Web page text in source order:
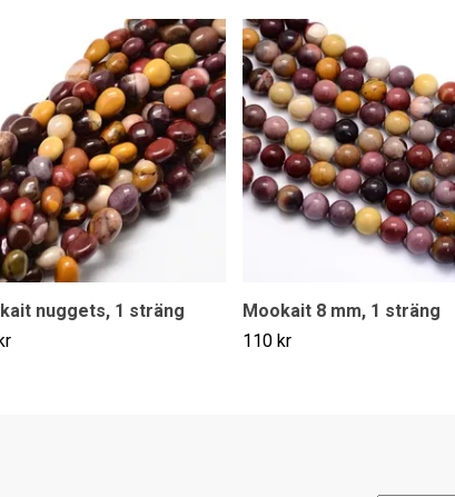
nuggets, 1 sträng
Mookait 8 mm, 1 sträng
110 kr